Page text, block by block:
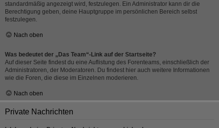
standardmäßig angezeigt wird, festzulegen. Ein Administrator kann dir die
Berechtigung geben, deine Hauptgruppe im persönlichen Bereich selbst
festzulegen.
Nach oben
Was bedeutet der „Das Team“-Link auf der Startseite?
Auf dieser Seite findest du eine Auflistung des Forenteams, einschließlich der
Administratoren, der Moderatoren. Du findest hier auch weitere Informationen
wie die Foren, die diese im Einzelnen moderieren.
Nach oben
Private Nachrichten